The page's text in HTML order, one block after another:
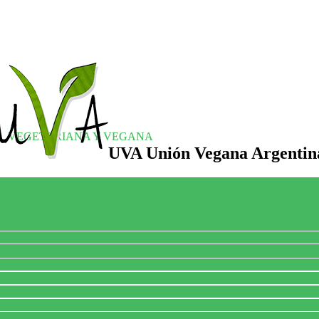
VEGETARIANA Y VEGANA
UVA Unión Vegana